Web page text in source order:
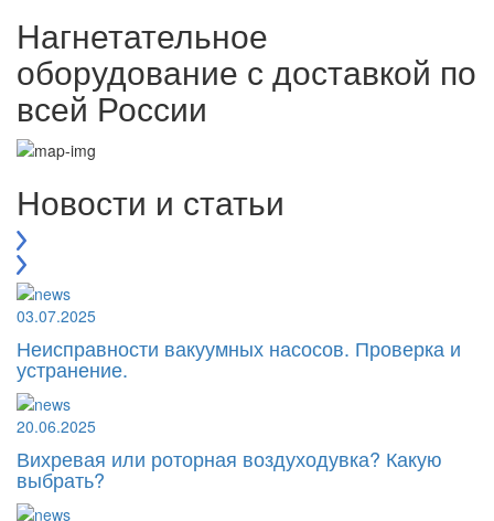
Нагнетательное
оборудование с доставкой по
всей России
Новости и статьи
03.07.2025
Неисправности вакуумных насосов. Проверка и
устранение.
20.06.2025
Вихревая или роторная воздуходувка? Какую
выбрать?